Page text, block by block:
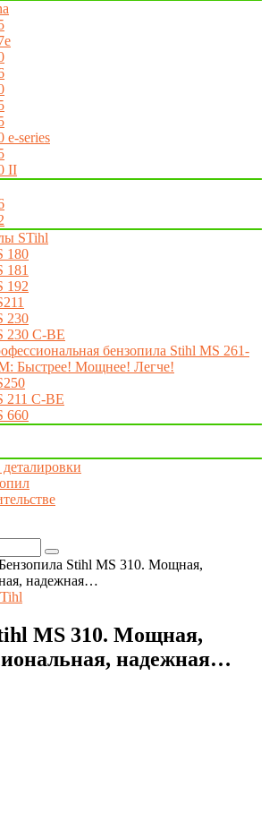
e-series
II
STihl
180
181
192
230
230 C-BE
бензопила Stihl MS 261-
Быстрее! Мощнее! Легче!
211 C-BE
660
Stihl MS 310. Мощная,
надежная…
MS 310. Мощная,
надежная…